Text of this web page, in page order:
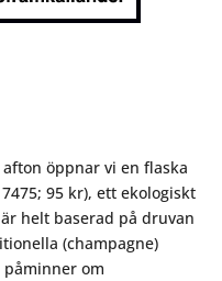
öppnar vi en flaska
95 kr), ett ekologiskt
helt baserad på druvan
(champagne)
om